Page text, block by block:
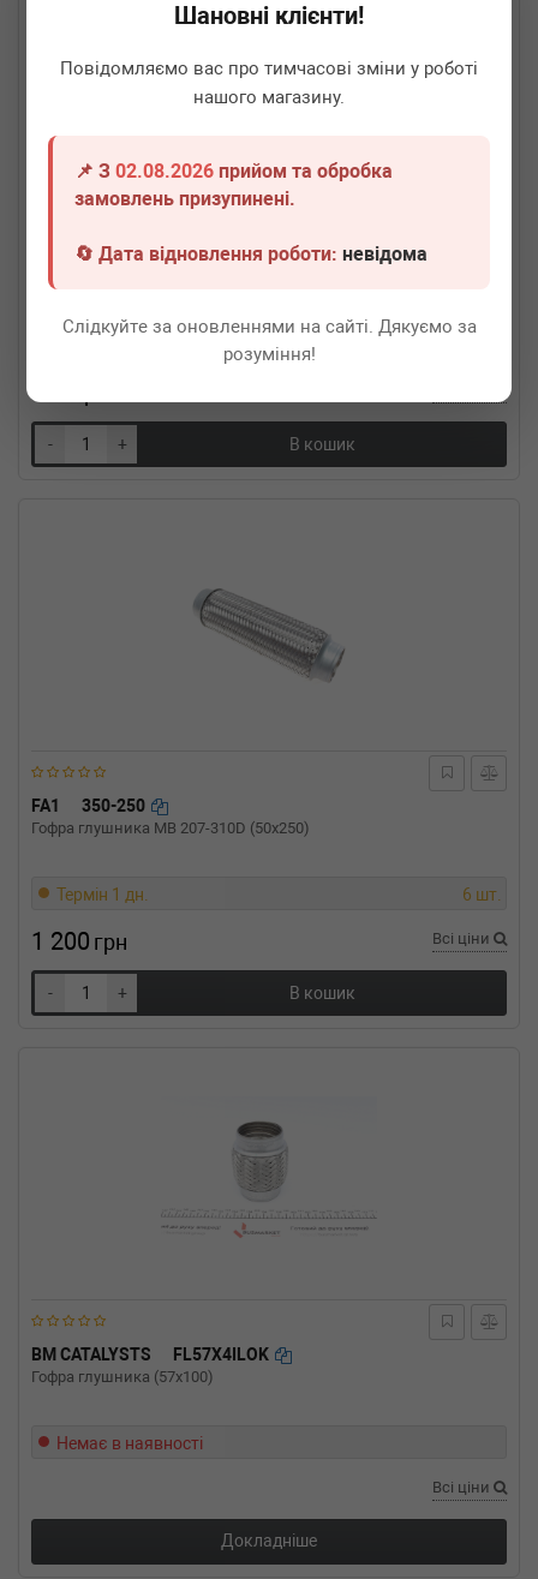
Шановні клієнти!
Повідомляємо вас про тимчасові зміни у роботі
нашого магазину.
📌 З02.08.2026 прийом та обробка
замовлень призупинені.
🔄 Дата відновлення роботи:невідома
Слідкуйте за оновленнями на сайті. Дякуємо за
розуміння!
ROTWEISS B45X150x250BN
Гофра глушника (45x150)
550
- + В кошик
FA1 350-250
Гофра глушника MB 207-310D (50x250)
Термін 1 дн. 6 шт.
1 200 грн Всі ціни
- + В кошик
BM CATALYSTS FL57X4ILOK
Гофра глушника (57x100)
Немає в наявності
Всі ціни
Докладніше